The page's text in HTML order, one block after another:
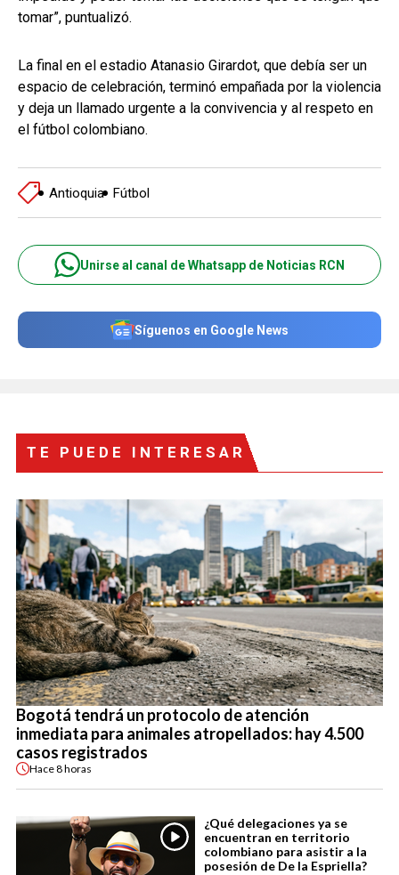
tomar”, puntualizó.
La final en el estadio Atanasio Girardot, que debía ser un
espacio de celebración, terminó empañada por la violencia
y deja un llamado urgente a la convivencia y al respeto en
el fútbol colombiano.
Antioquia Fútbol
Unirse al canal de Whatsapp de Noticias RCN
Síguenos en Google News
TE PUEDE INTERESAR
Bogotá tendrá un protocolo de atención
inmediata para animales atropellados: hay 4.500
casos registrados
Hace8 horas
¿Qué delegaciones ya se
encuentran en territorio
colombiano para asistir a la
posesión de De la Espriella?